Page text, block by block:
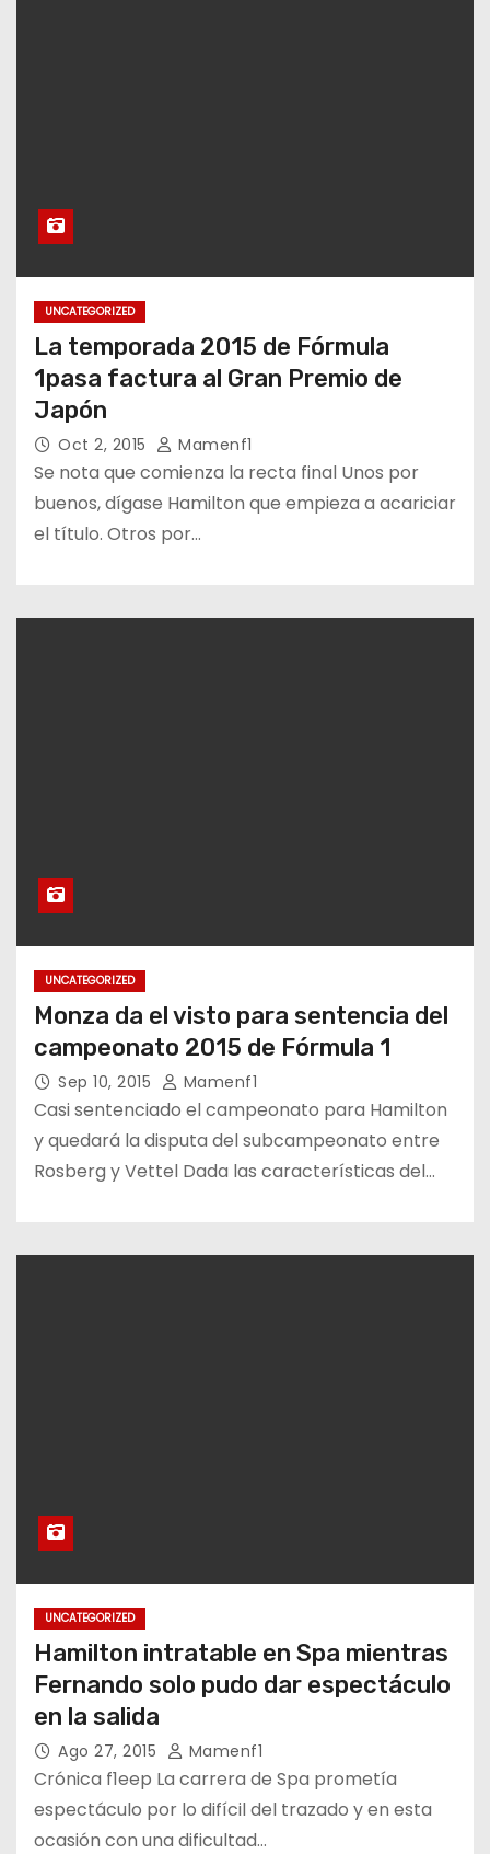
UNCATEGORIZED
La temporada 2015 de Fórmula
1pasa factura al Gran Premio de
Japón
Oct 2, 2015 Mamenf1
Se nota que comienza la recta final Unos por
buenos, dígase Hamilton que empieza a acariciar
el título. Otros por…
UNCATEGORIZED
Monza da el visto para sentencia del
campeonato 2015 de Fórmula 1
Sep 10, 2015 Mamenf1
Casi sentenciado el campeonato para Hamilton
y quedará la disputa del subcampeonato entre
Rosberg y Vettel Dada las características del…
UNCATEGORIZED
Hamilton intratable en Spa mientras
Fernando solo pudo dar espectáculo
en la salida
Ago 27, 2015 Mamenf1
Crónica f1eep La carrera de Spa prometía
espectáculo por lo difícil del trazado y en esta
ocasión con una dificultad…